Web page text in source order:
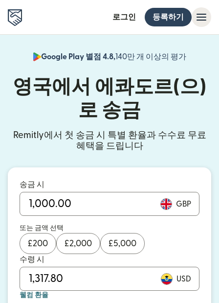
로그인 등록하기
Google Play 별점 4.8,140만 개 이상의 평가
영국에서 에콰도르(으)
로 송금
Remitly에서 첫 송금 시 특별 환율과 수수료 무료
혜택을 드립니다
송금 시
GBP
또는 금액 선택
£200 £2,000 £5,000
수령 시
USD
웰컴 환율